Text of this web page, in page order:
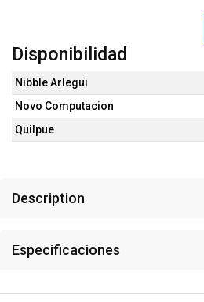
Disponibilidad
Nibble Arlegui
Novo Computacion
Quilpue
Description
Especificaciones